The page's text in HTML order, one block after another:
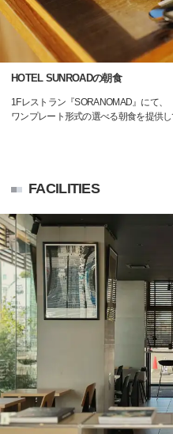
HOTEL SUNROADの朝食
1Fレストラン『SORANOMAD』にて、
ワンプレート形式の選べる朝食を提供し
FACILITIES